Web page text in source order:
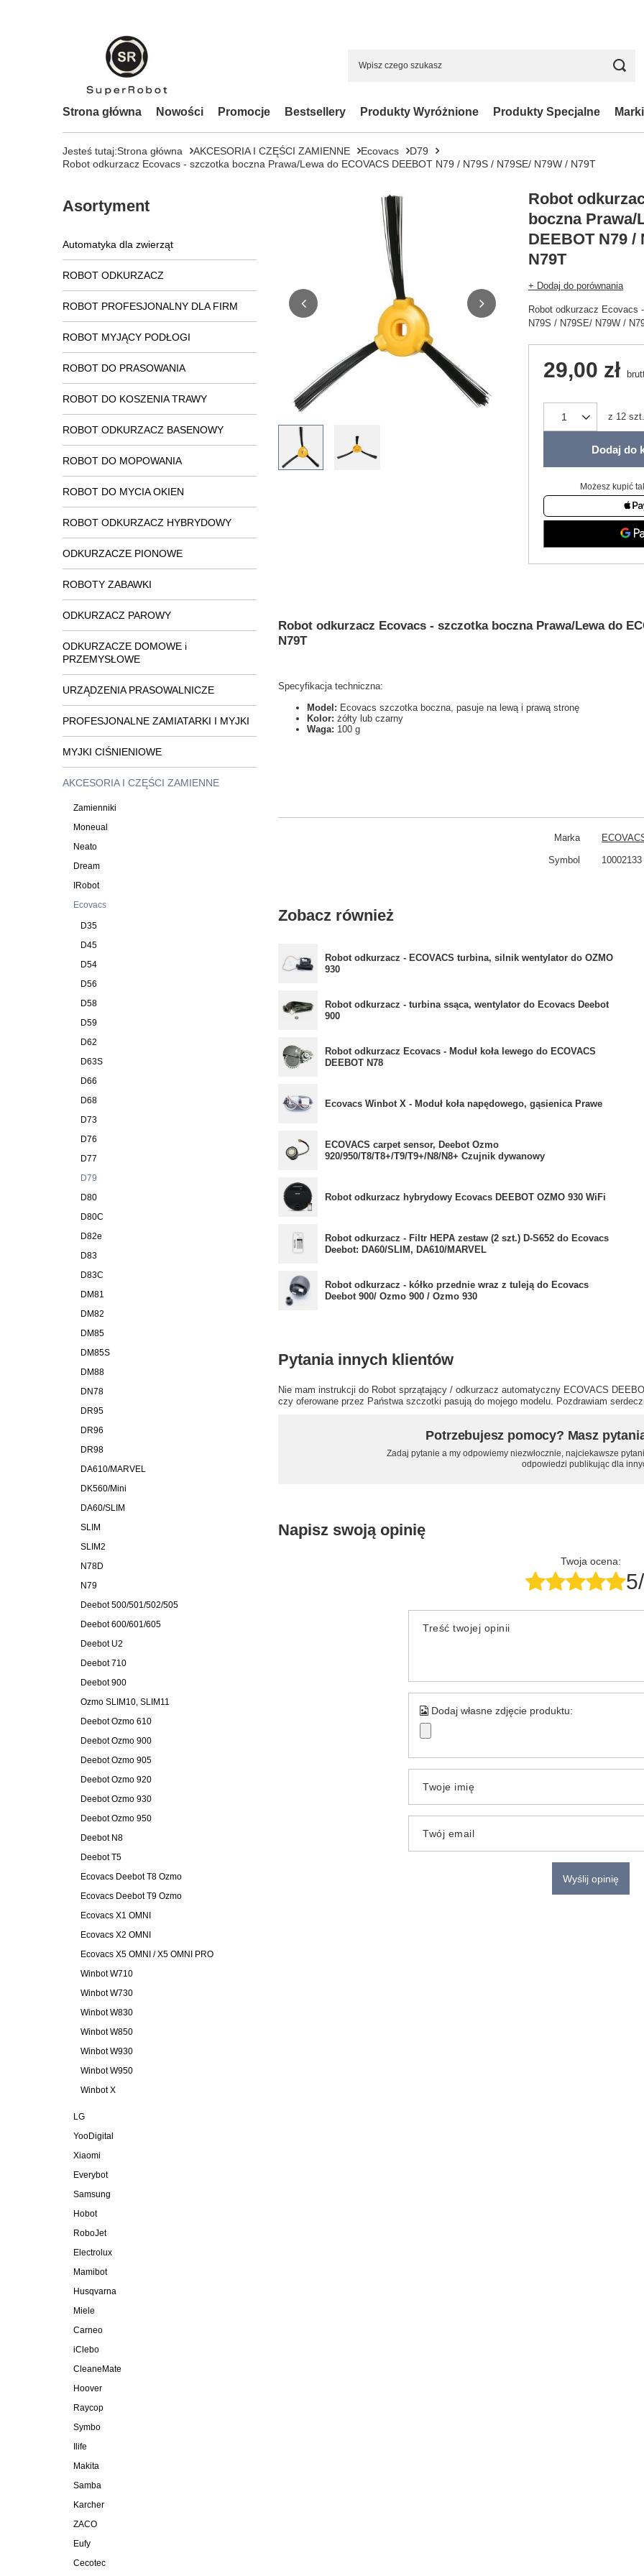
Strona główna Nowości Promocje Bestsellery Produkty Wyróżnione Produkty Specjalne Marki
Jesteś tutaj:Strona główna AKCESORIA I CZĘŚCI ZAMIENNE Ecovacs
D79
Robot odkurzacz Ecovacs - szczotka boczna Prawa/Lewa do ECOVACS DEEBOT N79 / N79S / N79SE/ N79W / N79T
Asortyment
Automatyka dla zwierząt
ROBOT ODKURZACZ
ROBOT PROFESJONALNY DLA FIRM
ROBOT MYJĄCY PODŁOGI
ROBOT DO PRASOWANIA
ROBOT DO KOSZENIA TRAWY
ROBOT ODKURZACZ BASENOWY
ROBOT DO MOPOWANIA
ROBOT DO MYCIA OKIEN
ROBOT ODKURZACZ HYBRYDOWY
ODKURZACZE PIONOWE
ROBOTY ZABAWKI
ODKURZACZ PAROWY
ODKURZACZE DOMOWE i
PRZEMYSŁOWE
URZĄDZENIA PRASOWALNICZE
PROFESJONALNE ZAMIATARKI I MYJKI
MYJKI CIŚNIENIOWE
AKCESORIA I CZĘŚCI ZAMIENNE
Zamienniki
Moneual
Neato
Dream
IRobot
Ecovacs
D35
D45
D54
D56
D58
D59
D62
D63S
D66
D68
D73
D76
D77
D79
D80
D80C
D82e
D83
D83C
DM81
DM82
DM85
DM85S
DM88
DN78
DR95
DR96
DR98
DA610/MARVEL
DK560/Mini
DA60/SLIM
SLIM
SLIM2
N78D
N79
Deebot 500/501/502/505
Deebot 600/601/605
Deebot U2
Deebot 710
Deebot 900
Ozmo SLIM10, SLIM11
Deebot Ozmo 610
Deebot Ozmo 900
Deebot Ozmo 905
Deebot Ozmo 920
Deebot Ozmo 930
Deebot Ozmo 950
Deebot N8
Deebot T5
Ecovacs Deebot T8 Ozmo
Ecovacs Deebot T9 Ozmo
Ecovacs X1 OMNI
Ecovacs X2 OMNI
Ecovacs X5 OMNI / X5 OMNI PRO
Winbot W710
Winbot W730
Winbot W830
Winbot W850
Winbot W930
Winbot W950
Winbot X
LG
YooDigital
Xiaomi
Everybot
Samsung
Hobot
RoboJet
Electrolux
Mamibot
Husqvarna
Miele
Carneo
iClebo
CleaneMate
Hoover
Raycop
Symbo
Ilife
Makita
Samba
Karcher
ZACO
Eufy
Cecotec
Robot
boczna Prawa/
DEEBOT N79 /
N79T
+ Dodaj do porównania
Robot odkurzacz Ecovacs
N79S / N79SE/ N79W /
29,00 zł
z 12 szt.
Dodaj do
Możesz kupić
Robot odkurzacz Ecovacs - szczotka boczna Prawa/Lewa do
N79T
Specyfikacja techniczna:
Model: Ecovacs szczotka boczna, pasuje na lewą i prawą stronę
Kolor: żółty lub czarny
Waga: 100 g
Marka
Symbol 10002133
Zobacz również
Robot odkurzacz - ECOVACS turbina, silnik wentylator do OZMO
930
Robot odkurzacz - turbina ssąca, wentylator do Ecovacs Deebot
900
Robot odkurzacz Ecovacs - Moduł koła lewego do ECOVACS
DEEBOT N78
Ecovacs Winbot X - Moduł koła napędowego, gąsienica Prawe
ECOVACS carpet sensor, Deebot Ozmo
920/950/T8/T8+/T9/T9+/N8/N8+ Czujnik dywanowy
Robot odkurzacz hybrydowy Ecovacs DEEBOT OZMO 930 WiFi
Robot odkurzacz - Filtr HEPA zestaw (2 szt.) D-S652 do Ecovacs
Deebot: DA60/SLIM, DA610/MARVEL
Robot odkurzacz - kółko przednie wraz z tuleją do Ecovacs
Deebot 900/ Ozmo 900 / Ozmo 930
Pytania innych klientów
Nie mam instrukcji do Robot sprzątający / odkurzacz automatyczny ECOVACS
czy oferowane przez Państwa szczotki pasują do mojego modelu. Pozdrawiam
Potrzebujesz pomocy? Masz
Zadaj pytanie a my odpowiemy niezwłocznie, najciekawsze
odpowiedzi publikując dla
Napisz swoją opinię
Twoja ocena:
Treść twojej opinii
Dodaj własne zdjęcie produktu:
Twoje imię
Twój email
Wyślij opinię